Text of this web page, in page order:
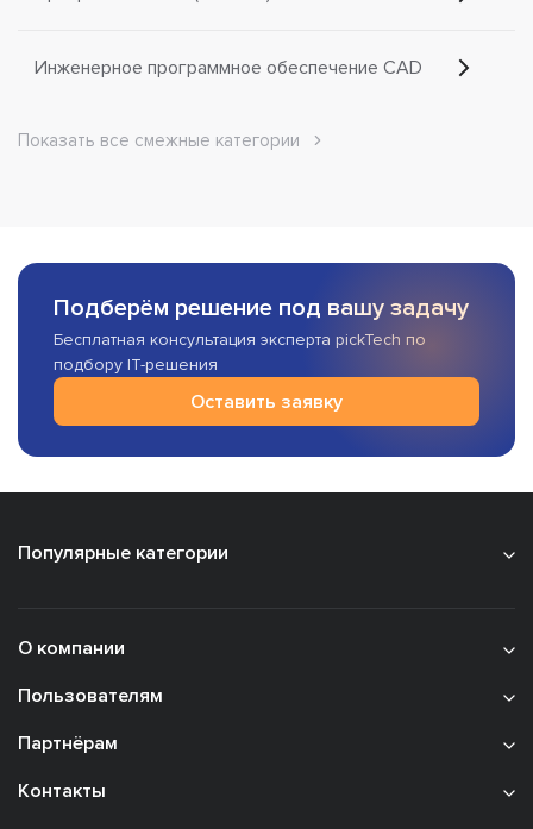
Инженерное программное обеспечение CAD
Показать все смежные категории
Подберём решение под вашу задачу
Бесплатная консультация эксперта pickTech по
подбору IT-решения
Оставить заявку
Популярные категории
О компании
Пользователям
Партнёрам
Контакты